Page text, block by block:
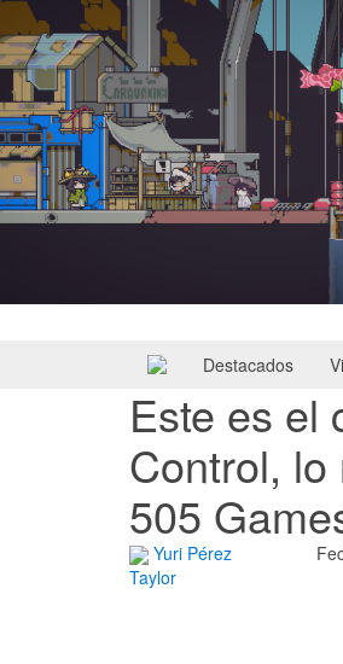
Destacados
Este es el
Control,
505
Yuri Pérez
Taylor